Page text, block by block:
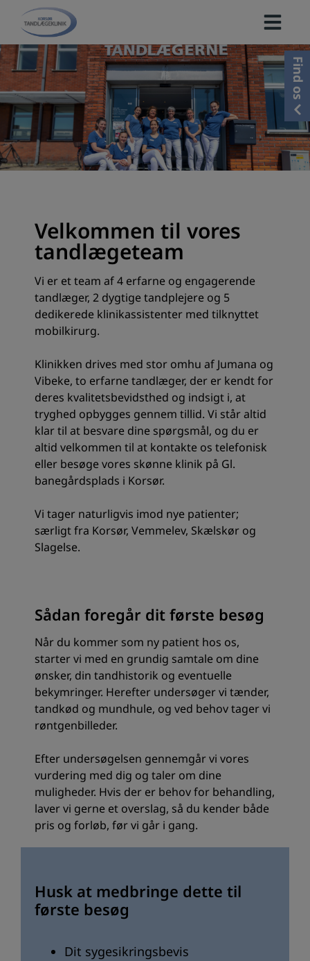
indholdet
Velkommen til vores
tandlægeteam
Vi er et team af 4 erfarne og engagerende
tandlæger, 2 dygtige tandplejere og 5
dedikerede klinikassistenter med tilknyttet
mobilkirurg.
Klinikken drives med stor omhu af Jumana og
Vibeke, to erfarne tandlæger, der er kendt for
deres kvalitetsbevidsthed og indsigt i, at
tryghed opbygges gennem tillid. Vi står altid
klar til at besvare dine spørgsmål, og du er
altid velkommen til at kontakte os telefonisk
eller besøge vores skønne klinik på Gl.
banegårdsplads i Korsør.
Vi tager naturligvis imod nye patienter;
særligt fra Korsør, Vemmelev, Skælskør og
Slagelse.
Sådan foregår dit første besøg
Når du kommer som ny patient hos os,
starter vi med en grundig samtale om dine
ønsker, din tandhistorik og eventuelle
bekymringer. Herefter undersøger vi tænder,
tandkød og mundhule, og ved behov tager vi
røntgenbilleder.
Efter undersøgelsen gennemgår vi vores
vurdering med dig og taler om dine
muligheder. Hvis der er behov for behandling,
laver vi gerne et overslag, så du kender både
pris og forløb, før vi går i gang.
Find os
Husk at medbringe dette til
første besøg
Dit sygesikringsbevis